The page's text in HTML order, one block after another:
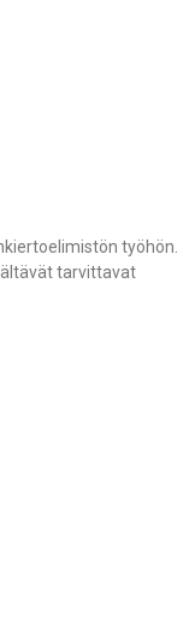
työhön.
tarvittavat